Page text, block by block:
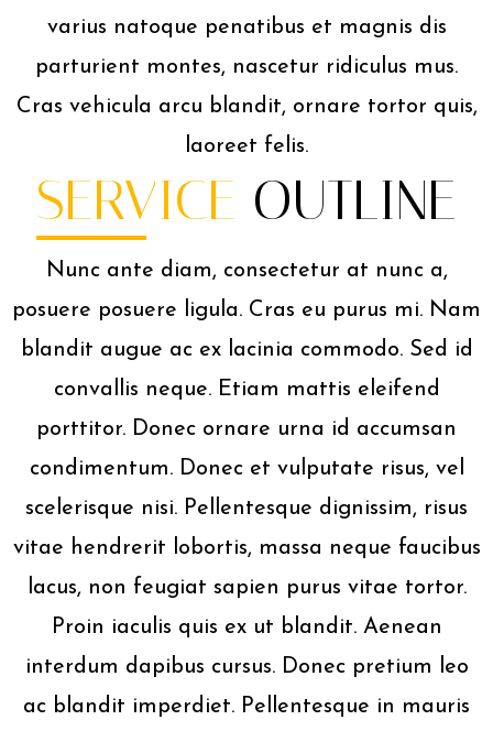
varius natoque penatibus et magnis dis
parturient montes, nascetur ridiculus mus.
Cras vehicula arcu blandit, ornare tortor quis,
laoreet felis.
SERVICE OUTLINE
Nunc ante diam, consectetur at nunc a,
posuere posuere ligula. Cras eu purus mi. Nam
blandit augue ac ex lacinia commodo. Sed id
convallis neque. Etiam mattis eleifend
porttitor. Donec ornare urna id accumsan
condimentum. Donec et vulputate risus, vel
scelerisque nisi. Pellentesque dignissim, risus
vitae hendrerit lobortis, massa neque faucibus
lacus, non feugiat sapien purus vitae tortor.
Proin iaculis quis ex ut blandit. Aenean
interdum dapibus cursus. Donec pretium leo
ac blandit imperdiet. Pellentesque in mauris